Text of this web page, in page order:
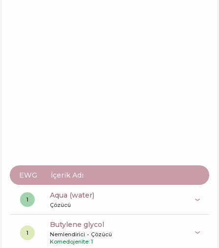
EWG İçerik Adı
1 aqua (water)
Çözücü
1
butylene glycol
Nemlendirici
Çözücü
Komedojenite: 1